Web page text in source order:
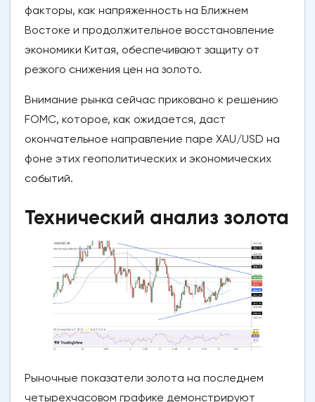
факторы, как напряженность на Ближнем
Востоке и продолжительное восстановление
экономики Китая, обеспечивают защиту от
резкого снижения цен на золото.
Внимание рынка сейчас приковано к решению
FOMC, которое, как ожидается, даст
окончательное направление паре XAU/USD на
фоне этих геополитических и экономических
событий.
Технический анализ золота
Рыночные показатели золота на последнем
четырехчасовом графике демонстрируют